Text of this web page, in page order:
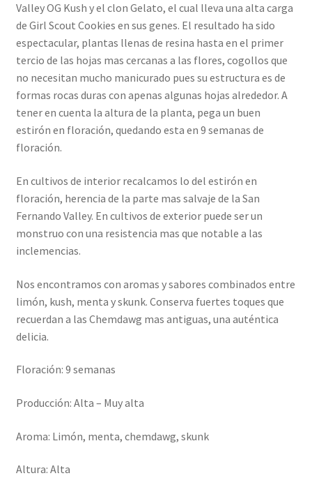
Valley OG Kush y el clon Gelato, el cual lleva una alta carga
de Girl Scout Cookies en sus genes. El resultado ha sido
espectacular, plantas llenas de resina hasta en el primer
tercio de las hojas mas cercanas a las flores, cogollos que
no necesitan mucho manicurado pues su estructura es de
formas rocas duras con apenas algunas hojas alrededor. A
tener en cuenta la altura de la planta, pega un buen
estirón en floración, quedando esta en 9 semanas de
floración.
En cultivos de interior recalcamos lo del estirón en
floración, herencia de la parte mas salvaje de la San
Fernando Valley. En cultivos de exterior puede ser un
monstruo con una resistencia mas que notable a las
inclemencias.
Nos encontramos con aromas y sabores combinados entre
limón, kush, menta y skunk. Conserva fuertes toques que
recuerdan a las Chemdawg mas antiguas, una auténtica
delicia.
Floración: 9 semanas
Producción: Alta – Muy alta
Aroma: Limón, menta, chemdawg, skunk
Altura: Alta